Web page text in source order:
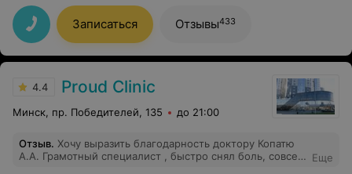
благодарность за его профессионализм, аккуратность
и внимательное отношение. Доктор подробно
рассказал о ходе операции и периоде восстановления,
ответил на все вопросы. Сама операция прошла
хорошо, реабилитация идет по плану. Очень рада, что
Записаться Отзывы433
4.4 Proud Clinic
Минск, пр. Победителей, 135 до 21:00
Отзыв. Хочу выразить благодарность доктору Копатю
А.А. Грамотный специалист , быстро снял боль, совсем
Еще